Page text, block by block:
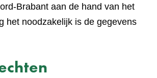
Brabant aan de hand van het
het noodzakelijk is de gegevens